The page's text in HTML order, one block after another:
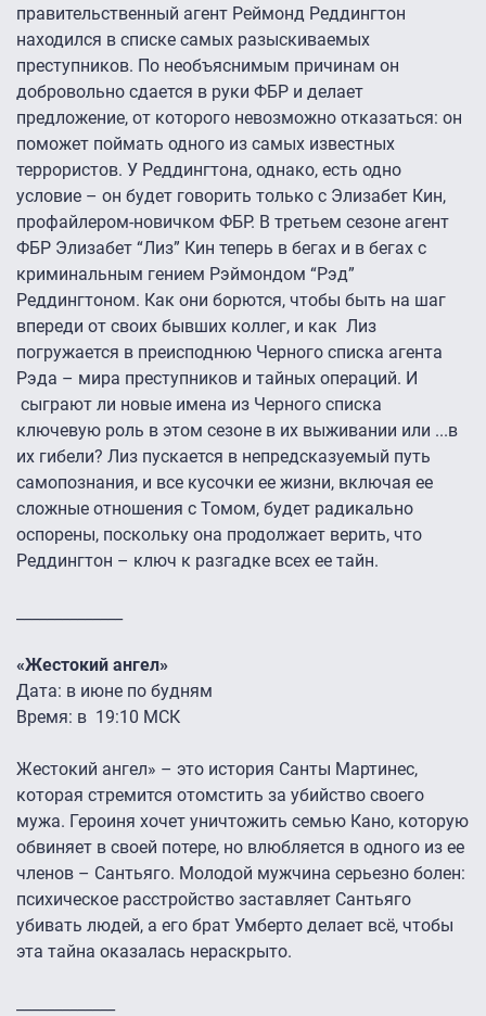
правительственный агент Реймонд Реддингтон
находился в списке самых разыскиваемых
преступников. По необъяснимым причинам он
добровольно сдается в руки ФБР и делает
предложение, от которого невозможно отказаться: он
поможет поймать одного из самых известных
террористов. У Реддингтона, однако, есть одно
условие – он будет говорить только с Элизабет Кин,
профайлером-новичком ФБР. В третьем сезоне агент
ФБР Элизабет “Лиз” Кин теперь в бегах и в бегах с
криминальным гением Рэймондом “Рэд”
Реддингтоном. Как они борются, чтобы быть на шаг
впереди от своих бывших коллег, и как Лиз
погружается в преисподнюю Черного списка агента
Рэда – мира преступников и тайных операций. И
сыграют ли новые имена из Черного списка
ключевую роль в этом сезоне в их выживании или ...в
их гибели? Лиз пускается в непредсказуемый путь
самопознания, и все кусочки ее жизни, включая ее
сложные отношения с Томом, будет радикально
оспорены, поскольку она продолжает верить, что
Реддингтон – ключ к разгадке всех ее тайн.
«Жестокий ангел»
Дата: в июне по будням
Время: в 19:10 МСК
Жестокий ангел» – это история Санты Мартинес,
которая стремится отомстить за убийство своего
мужа. Героиня хочет уничтожить семью Кано, которую
обвиняет в своей потере, но влюбляется в одного из ее
членов – Сантьяго. Молодой мужчина серьезно болен:
психическое расстройство заставляет Сантьяго
убивать людей, а его брат Умберто делает всё, чтобы
эта тайна оказалась нераскрыто.